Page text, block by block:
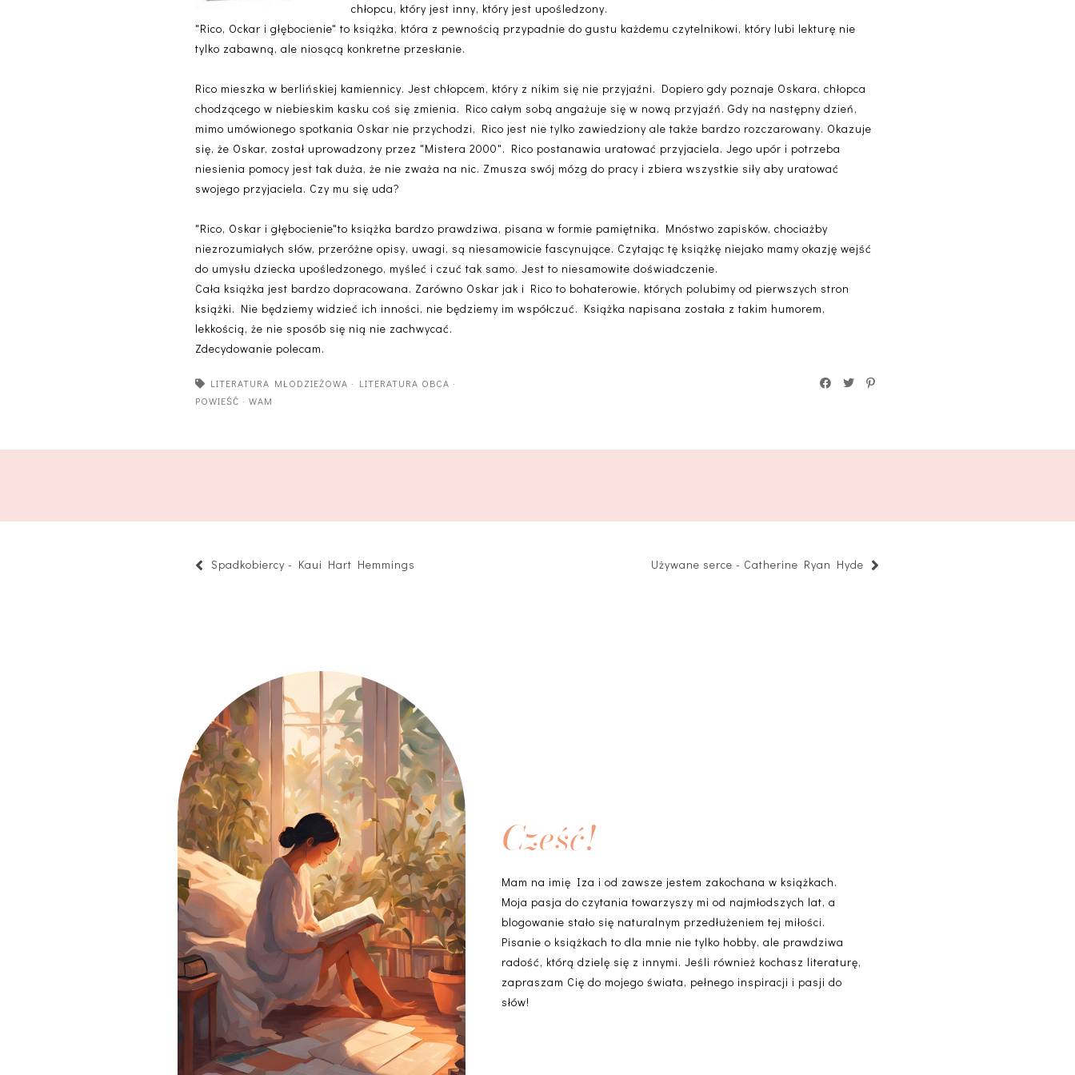
chłopcu, który jest inny, który jest upośledzony.
"Rico, Ockar i głębocienie" to książka, która z pewnością przypadnie do gustu każdemu czytelnikowi, który lubi lekturę nie
tylko zabawną, ale niosącą konkretne przesłanie.
Rico mieszka w berlińskiej kamiennicy. Jest chłopcem, który z nikim się nie przyjaźni. Dopiero gdy poznaje Oskara, chłopca
chodzącego w niebieskim kasku coś się zmienia. Rico całym sobą angażuje się w nową przyjaźń. Gdy na następny dzień,
mimo umówionego spotkania Oskar nie przychodzi, Rico jest nie tylko zawiedziony ale także bardzo rozczarowany. Okazuje
się, że Oskar, został uprowadzony przez "Mistera 2000". Rico postanawia uratować przyjaciela. Jego upór i potrzeba
niesienia pomocy jest tak duża, że nie zważa na nic. Zmusza swój mózg do pracy i zbiera wszystkie siły aby uratować
swojego przyjaciela. Czy mu się uda?
"Rico, Oskar i głębocienie"to książka bardzo prawdziwa, pisana w formie pamiętnika. Mnóstwo zapisków, chociażby
niezrozumiałych słów, przeróżne opisy, uwagi, są niesamowicie fascynujące. Czytając tę książkę niejako mamy okazję wejść
do umysłu dziecka upośledzonego, myśleć i czuć tak samo. Jest to niesamowite doświadczenie.
Cała książka jest bardzo dopracowana. Zarówno Oskar jak i Rico to bohaterowie, których polubimy od pierwszych stron
książki. Nie będziemy widzieć ich inności, nie będziemy im współczuć. Książka napisana została z takim humorem,
lekkością, że nie sposób się nią nie zachwycać.
Zdecydowanie polecam.
LITERATURA MŁODZIEŻOWA · LITERATURA OBCA ·
POWIEŚĆ ·WAM
Spadkobiercy - Kaui Hart Hemmings Używane serce - Catherine Ryan Hyde
Cześć!
Mam na imię Iza i od zawsze jestem zakochana w książkach.
Moja pasja do czytania towarzyszy mi od najmłodszych lat, a
blogowanie stało się naturalnym przedłużeniem tej miłości.
Pisanie o książkach to dla mnie nie tylko hobby, ale prawdziwa
radość, którą dzielę się z innymi. Jeśli również kochasz literaturę,
zapraszam Cię do mojego świata, pełnego inspiracji i pasji do
słów!